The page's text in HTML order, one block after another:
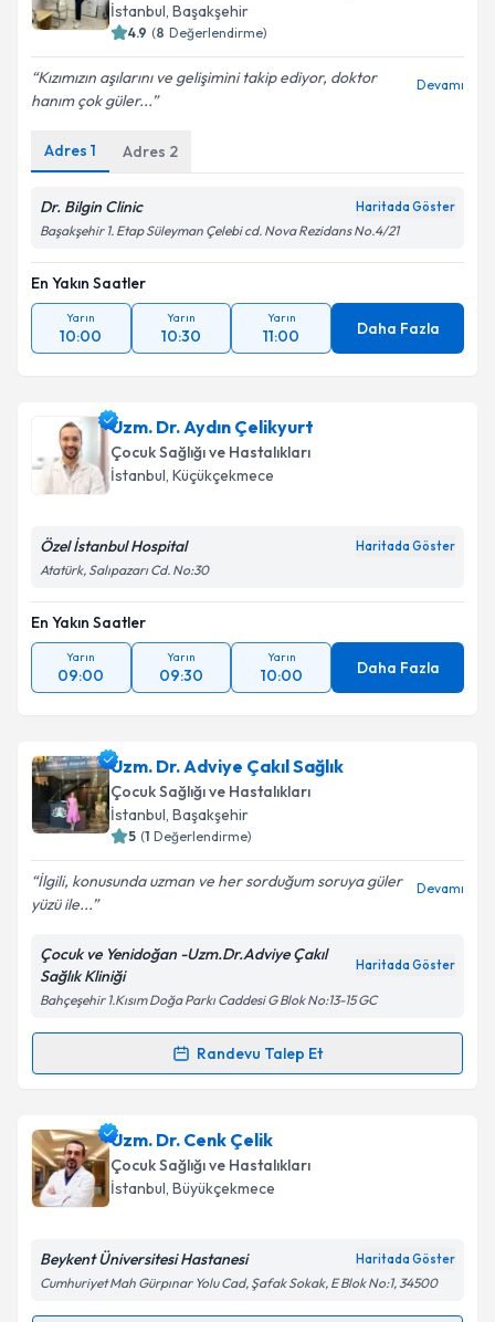
E-posta Adresiniz
Metni 'ni okudum ve kişisel verilerimin belirtilen
İstanbul, Başakşehir
4.9 (8 Değerlendirme)
Kızımızın aşılarını ve gelişimini takip ediyor, doktor
hanım çok güler...
Devamı
Adres 1 Adres 2
Dr. Bilgin Clinic Haritada Göster
Başakşehir 1. Etap Süleyman Çelebi cd. Nova Rezidans No.4/21
En Yakın Saatler
Yarın
10:00
Yarın
10:30
Yarın
11:00 Daha Fazla
Uzm. Dr. Aydın Çelikyurt
Çocuk Sağlığı ve Hastalıkları
İstanbul, Küçükçekmece
Özel İstanbul Hospital Haritada Göster
Atatürk, Salıpazarı Cd. No:30
En Yakın Saatler
Yarın
09:00
Yarın
09:30
Yarın
10:00 Daha Fazla
Uzm. Dr. Adviye Çakıl Sağlık
Çocuk Sağlığı ve Hastalıkları
İstanbul, Başakşehir
5 (1 Değerlendirme)
İlgili, konusunda uzman ve her sorduğum soruya güler
yüzü ile...
Devamı
Çocuk ve Yenidoğan -Uzm.Dr.Adviye Çakıl
Sağlık Kliniği
Haritada Göster
Bahçeşehir 1.Kısım Doğa Parkı Caddesi G Blok No:13-15 GC
Randevu Talep Et
Randevu Takvimi Talebi
Uzm. Dr. Adviye Çakıl Sağlık
talebi oluşturun. Size bu uzmandan randevu almanız
için bir takvim hazırlandığında e-posta ile
bilgilendireceğiz.
E-posta Adresiniz
Uzm. Dr. Cenk Çelik
Çocuk Sağlığı ve Hastalıkları
İstanbul, Büyükçekmece
Beykent Üniversitesi Hastanesi Haritada Göster
Cumhuriyet Mah Gürpınar Yolu Cad, Şafak Sokak, E Blok No:1, 34500